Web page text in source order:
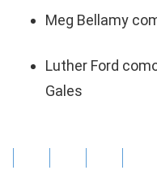
Meg Bellamy
Luther Ford
Gales